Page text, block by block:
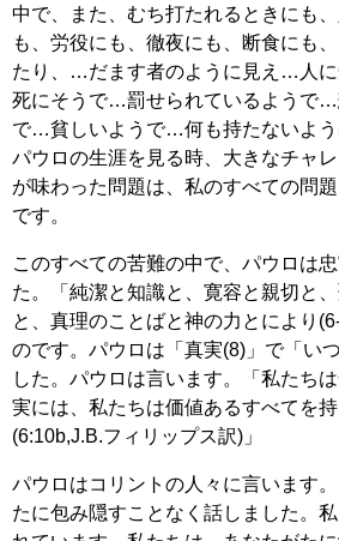
中で、また、むち打たれるときにも
も、労役にも、徹夜にも、断食にも
たり、…だます者のように見え…人
死にそうで…罰せられているようで…
で…貧しいようで…何も持たないよう
パウロの生涯を見る時、大きなチャ
が味わった問題は、私のすべての問
です。
このすべての苦難の中で、パウロは
た。「純潔と知識と、寛容と親切と
と、真理のことばと神の力とにより
のです。パウロは「真実(8)」で「い
した。パウロは言います。「私たち
実には、私たちは価値あるすべてを持
(6:10b,J.B.フィリップス訳)」
パウロはコリントの人々に言います
たに包み隠すことなく話しました。